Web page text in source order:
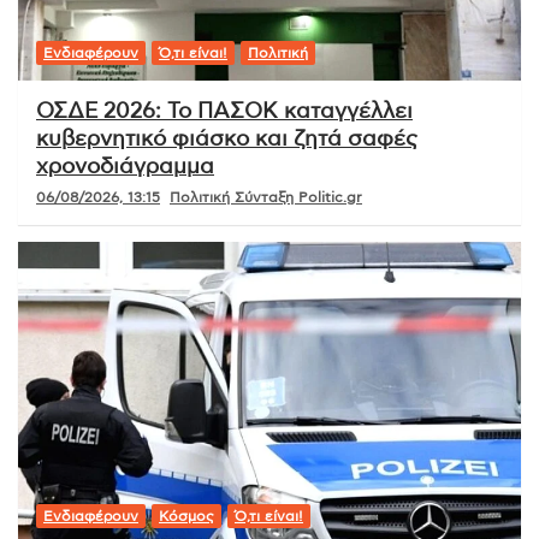
Ενδιαφέρουν Ό,τι είναι! Πολιτική
ΟΣΔΕ 2026: Το ΠΑΣΟΚ καταγγέλλει
κυβερνητικό φιάσκο και ζητά σαφές
χρονοδιάγραμμα
06/08/2026, 13:15 Πολιτική Σύνταξη Politic.gr
Ενδιαφέρουν Κόσμος Ό,τι είναι!